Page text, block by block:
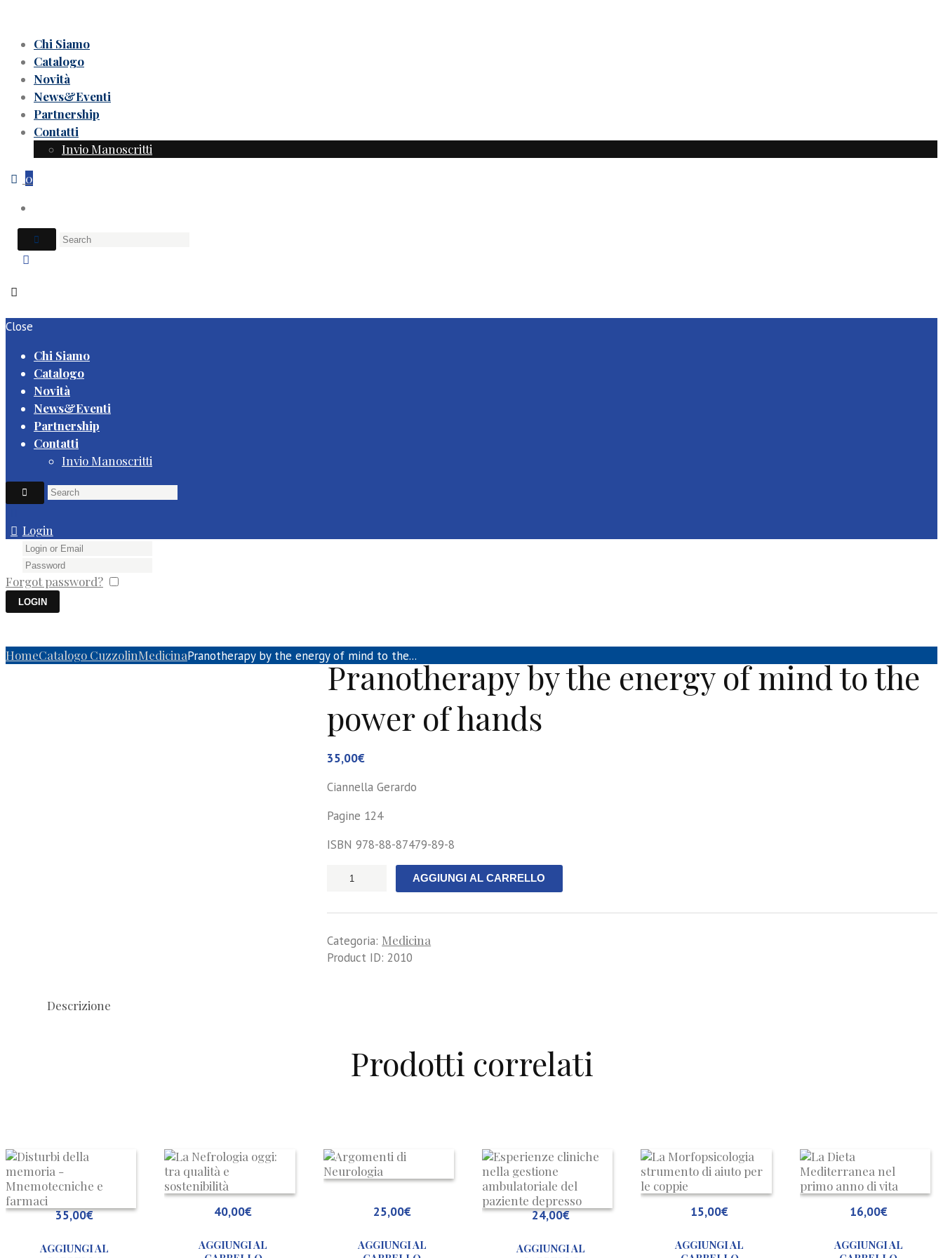
Chi Siamo
Catalogo
Novità
News&Eventi
Partnership
Contatti
Invio Manoscritti
0
Close
Chi Siamo
Catalogo
Novità
News&Eventi
Partnership
Contatti
Invio Manoscritti
Login
Forgot password?
HomeCatalogo CuzzolinMedicinaPranotherapy by the energy of mind to the...Pranotherapy by the energy of mind to the
power of hands
35,00€
Ciannella Gerardo
Pagine 124
ISBN 978-88-87479-89-8
Pranotherapy
of
mind
quantità
AGGIUNGI AL CARRELLO
Categoria: Medicina
Product ID:2010
Descrizione
Prodotti correlati
Disturbi
della
memoria
Mnemotecniche
35,00€
AGGIUNGI AL
Nefrologia
sostenibilità
40,00€
AGGIUNGI AL
Argomenti
Neurologia
25,00€
AGGIUNGI AL
Esperienze
cliniche
nella
24,00€
AGGIUNGI AL
Morfopsicologia
strumento
15,00€
AGGIUNGI AL
16,00€
AGGIUNGI AL